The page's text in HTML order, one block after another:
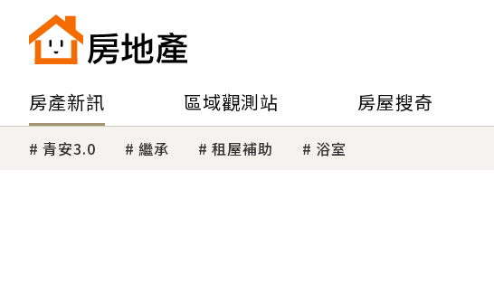
房產新訊 區域觀測站 房屋搜奇
青安3.0 繼承 租屋補助 浴室